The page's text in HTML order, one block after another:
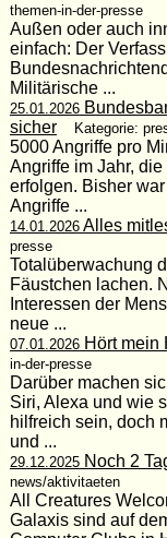
themen-in-der-presse
Außen oder auch
einfach: Der
Militärische ...
25.01.2026
sicher
Kategorie:
5000 Angriffe pro
Angriffe im Jahr,
erfolgen. Bisher
Angriffe ...
14.01.2026Alles
presse
Totalüberwachung
Fäustchen lachen.
Interessen der
neue ...
07.01.2026Hört mein
in-der-presse
Darüber machen
Siri, Alexa und wie
hilfreich sein, doch
und ...
29.12.2025Noch 2
news/aktivitaeten
All Creatures
Galaxis sind auf